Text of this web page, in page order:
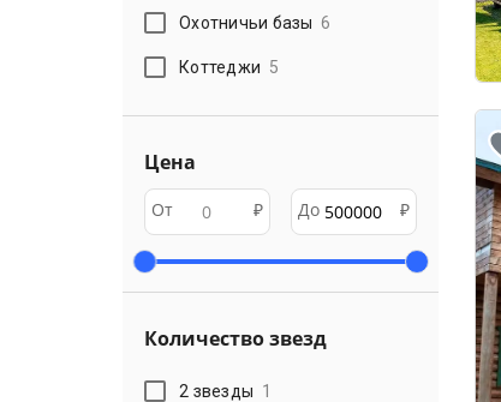
Охотничьи базы 6
Коттеджи 5
Цена
От ₽ До ₽
Количество звезд
2 звезды 1